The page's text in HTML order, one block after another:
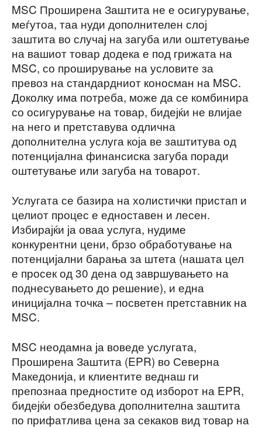
MSC Проширена Заштита не е осигурување,
меѓутоа, таа нуди дополнителен слој
заштита во случај на загуба или оштетување
на вашиот товар додека е под грижата на
MSC, со проширување на условите за
превоз на стандардниот коносман на MSC.
Доколку има потреба, може да се комбинира
со осигурување на товар, бидејќи не влијае
на него и претставува одлична
дополнителна услуга која ве заштитува од
потенцијална финансиска загуба поради
оштетување или загуба на товарот.
Услугата се базира на холистички пристап и
целиот процес е едноставен и лесен.
Избирајќи ја оваа услуга, нудиме
конкурентни цени, брзо обработување на
потенцијални барања за штета (нашата цел
е просек од 30 дена од завршувањето на
поднесувањето до решение), и една
иницијална точка – посветен претставник на
MSC.
MSC неодамна ја воведе услугата,
Проширена Заштита (EPR) во Северна
Македонија, и клиентите веднаш ги
препознаа предностите од изборот на EPR,
бидејќи обезбедува дополнителна заштита
по прифатлива цена за секаков вид товар на